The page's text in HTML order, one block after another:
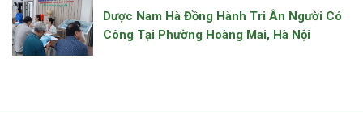
Dược Nam Hà Đồng Hành Tri Ân Người Có
Công Tại Phường Hoàng Mai, Hà Nội